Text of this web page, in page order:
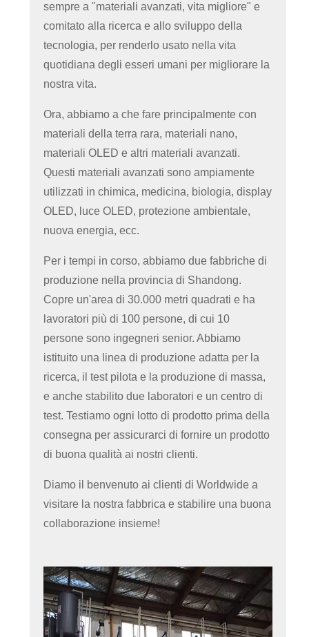
sempre a "materiali avanzati, vita migliore" e
comitato alla ricerca e allo sviluppo della
tecnologia, per renderlo usato nella vita
quotidiana degli esseri umani per migliorare la
nostra vita.
Ora, abbiamo a che fare principalmente con
materiali della terra rara, materiali nano,
materiali OLED e altri materiali avanzati.
Questi materiali avanzati sono ampiamente
utilizzati in chimica, medicina, biologia, display
OLED, luce OLED, protezione ambientale,
nuova energia, ecc.
Per i tempi in corso, abbiamo due fabbriche di
produzione nella provincia di Shandong.
Copre un'area di 30.000 metri quadrati e ha
lavoratori più di 100 persone, di cui 10
persone sono ingegneri senior. Abbiamo
istituito una linea di produzione adatta per la
ricerca, il test pilota e la produzione di massa,
e anche stabilito due laboratori e un centro di
test. Testiamo ogni lotto di prodotto prima della
consegna per assicurarci di fornire un prodotto
di buona qualità ai nostri clienti.
Diamo il benvenuto ai clienti di Worldwide a
visitare la nostra fabbrica e stabilire una buona
collaborazione insieme!